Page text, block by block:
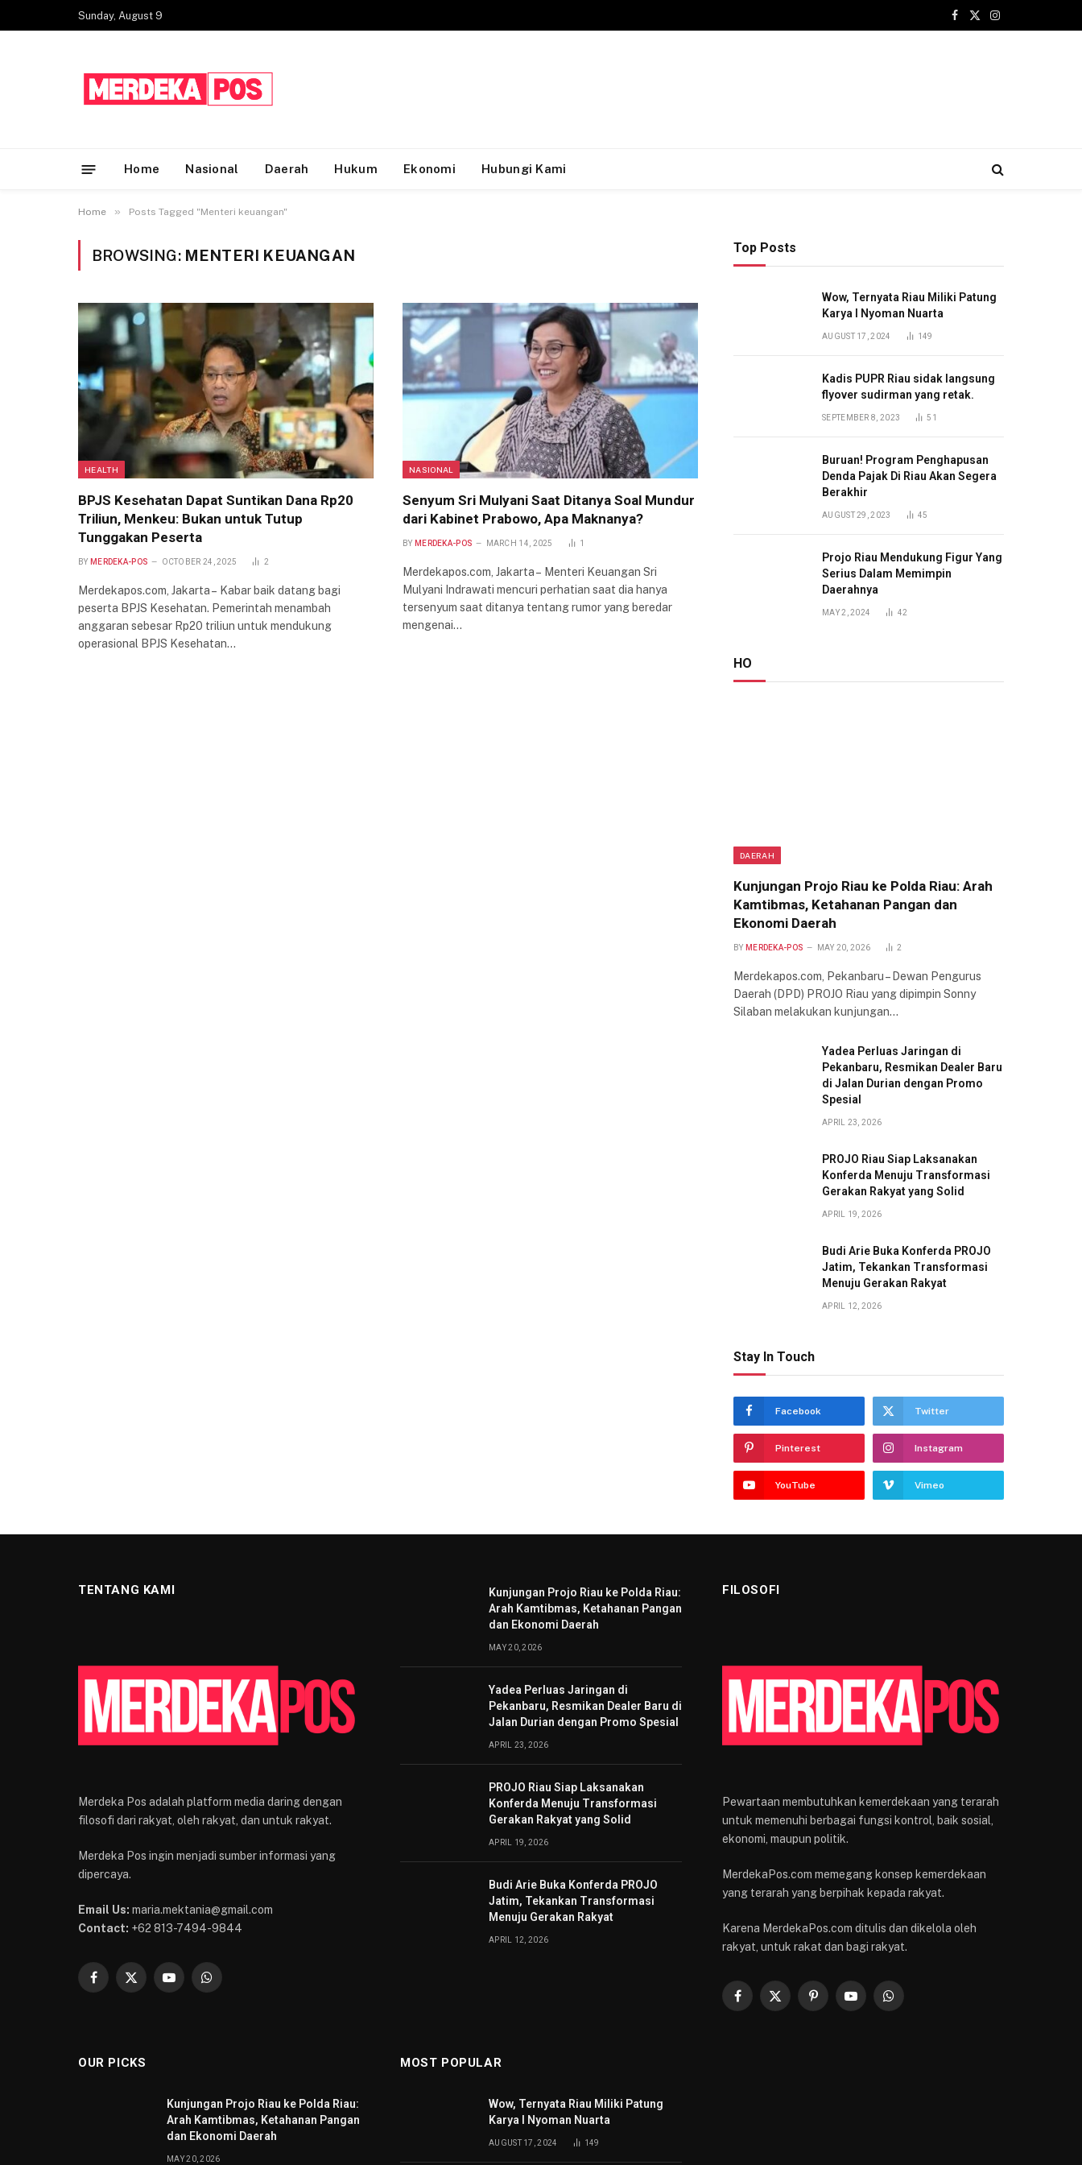
Sunday, August 9
Facebook
X
Instagram
Home Nasional Daerah Hukum Ekonomi Hubungi Kami
Home » Posts Tagged "Menteri keuangan"
BROWSING: MENTERI KEUANGAN
HEALTH
BPJS Kesehatan Dapat Suntikan Dana Rp20
Triliun, Menkeu: Bukan untuk Tutup
Tunggakan Peserta
BY MERDEKA-POS OCTOBER 24, 2025 2
Merdekapos.com, Jakarta – Kabar baik datang bagi
peserta BPJS Kesehatan. Pemerintah menambah
anggaran sebesar Rp20 triliun untuk mendukung
operasional BPJS Kesehatan…
NASIONAL
Senyum Sri Mulyani Saat Ditanya Soal Mundur
dari Kabinet Prabowo, Apa Maknanya?
BY MERDEKA-POS MARCH 14, 2025 1
Merdekapos.com, Jakarta – Menteri Keuangan Sri
Mulyani Indrawati mencuri perhatian saat dia hanya
tersenyum saat ditanya tentang rumor yang beredar
mengenai…
Top Posts
Wow, Ternyata Riau Miliki Patung
Karya I Nyoman Nuarta
AUGUST 17, 2024 149
Kadis PUPR Riau sidak langsung
flyover sudirman yang retak.
SEPTEMBER 8, 2023 51
Buruan! Program Penghapusan
Denda Pajak Di Riau Akan Segera
Berakhir
AUGUST 29, 2023 45
Projo Riau Mendukung Figur Yang
Serius Dalam Memimpin
Daerahnya
MAY 2, 2024 42
HO
DAERAH
Kunjungan Projo Riau ke Polda Riau: Arah
Kamtibmas, Ketahanan Pangan dan
Ekonomi Daerah
BY MERDEKA-POS MAY 20, 2026 2
Merdekapos.com, Pekanbaru – Dewan Pengurus
Daerah (DPD) PROJO Riau yang dipimpin Sonny
Silaban melakukan kunjungan…
Yadea Perluas Jaringan di
Pekanbaru, Resmikan Dealer Baru
di Jalan Durian dengan Promo
Spesial
APRIL 23, 2026
PROJO Riau Siap Laksanakan
Konferda Menuju Transformasi
Gerakan Rakyat yang Solid
APRIL 19, 2026
Budi Arie Buka Konferda PROJO
Jatim, Tekankan Transformasi
Menuju Gerakan Rakyat
APRIL 12, 2026
Stay In Touch
Facebook Twitter
Pinterest Instagram
YouTube Vimeo
TENTANG KAMI
Merdeka Pos adalah platform media daring dengan
filosofi dari rakyat, oleh rakyat, dan untuk rakyat.
Merdeka Pos ingin menjadi sumber informasi yang
dipercaya.
Email Us: maria.mektania@gmail.com
Contact: +62 813-7494-9844
Facebook
X
YouTubeWhatsApp
Kunjungan Projo Riau ke Polda Riau:
Arah Kamtibmas, Ketahanan Pangan
dan Ekonomi Daerah
MAY 20, 2026
Yadea Perluas Jaringan di
Pekanbaru, Resmikan Dealer Baru di
Jalan Durian dengan Promo Spesial
APRIL 23, 2026
PROJO Riau Siap Laksanakan
Konferda Menuju Transformasi
Gerakan Rakyat yang Solid
APRIL 19, 2026
Budi Arie Buka Konferda PROJO
Jatim, Tekankan Transformasi
Menuju Gerakan Rakyat
APRIL 12, 2026
FILOSOFI
Pewartaan membutuhkan kemerdekaan yang terarah
untuk memenuhi berbagai fungsi kontrol, baik sosial,
ekonomi, maupun politik.
MerdekaPos.com memegang konsep kemerdekaan
yang terarah yang berpihak kepada rakyat.
Karena MerdekaPos.com ditulis dan dikelola oleh
rakyat, untuk rakat dan bagi rakyat.
Facebook
X
PinterestYouTubeWhatsApp
OUR PICKS
Kunjungan Projo Riau ke Polda Riau:
Arah Kamtibmas, Ketahanan Pangan
dan Ekonomi Daerah
MAY 20, 2026
MOST POPULAR
Wow, Ternyata Riau Miliki Patung
Karya I Nyoman Nuarta
AUGUST 17, 2024 149